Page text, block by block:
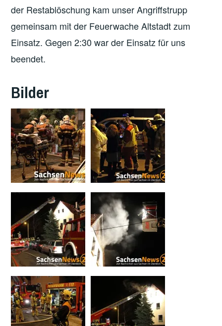
der Restablöschung kam unser Angriffstrupp
gemeinsam mit der Feuerwache Altstadt zum
Einsatz. Gegen 2:30 war der Einsatz für uns
beendet.
Bilder